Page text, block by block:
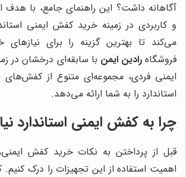
آگاهانه داشت؟ این راهنمای جامع، با هدف
و کاربردی در زمینه خرید کفش ایمنی
می‌کند تا بهترین گزینه را برای نیازهای
فروشگاهرادین ایمن با سابقه‌ای درخشان در
ایمنی فردی، مجموعه‌ای متنوع از کفش‌های
استاندارد را به شما ارائه می‌دهد.
چرا به کفش ایمنی استاندارد
قبل از پرداختن به نکات خرید کفش
اهمیت استفاده از این تجهیزات را درک